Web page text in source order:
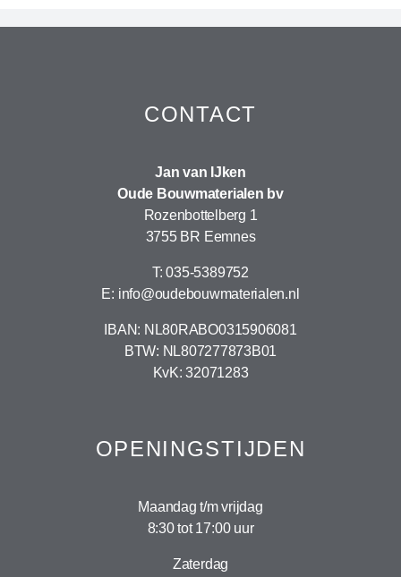
CONTACT
Jan van IJken
Oude Bouwmaterialen bv
Rozenbottelberg 1
3755 BR Eemnes
T: 035-5389752
E: info@oudebouwmaterialen.nl
IBAN: NL80RABO0315906081
BTW: NL807277873B01
KvK: 32071283
OPENINGSTIJDEN
Maandag t/m vrijdag
8:30 tot 17:00 uur
Zaterdag